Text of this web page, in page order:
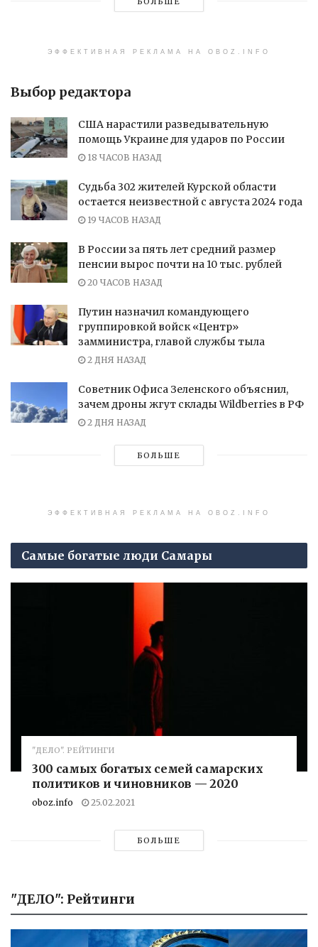
ЭФФЕКТИВНАЯ РЕКЛАМА НА OBOZ.INFO
Выбор редактора
США нарастили разведывательную
помощь Украине для ударов по России
18 ЧАСОВ НАЗАД
Судьба 302 жителей Курской области
остается неизвестной с августа 2024 года
19 ЧАСОВ НАЗАД
В России за пять лет средний размер
пенсии вырос почти на 10 тыс. рублей
20 ЧАСОВ НАЗАД
Путин назначил командующего
группировкой войск «Центр»
замминистра, главой службы тыла
2 ДНЯ НАЗАД
Советник Офиса Зеленского объяснил,
зачем дроны жгут склады Wildberries в РФ
2 ДНЯ НАЗАД
БОЛЬШЕ
ЭФФЕКТИВНАЯ РЕКЛАМА НА OBOZ.INFO
Самые богатые люди Самары
"ДЕЛО". РЕЙТИНГИ
300 самых богатых семей самарских
политиков и чиновников — 2020
oboz.info 25.02.2021
БОЛЬШЕ
"ДЕЛО": Рейтинги